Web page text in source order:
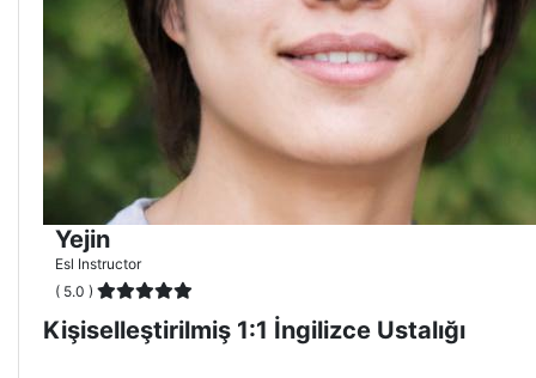
Yejin
Esl Instructor
( 5.0 )
Kişiselleştirilmiş 1:1 İngilizce Ustalığı